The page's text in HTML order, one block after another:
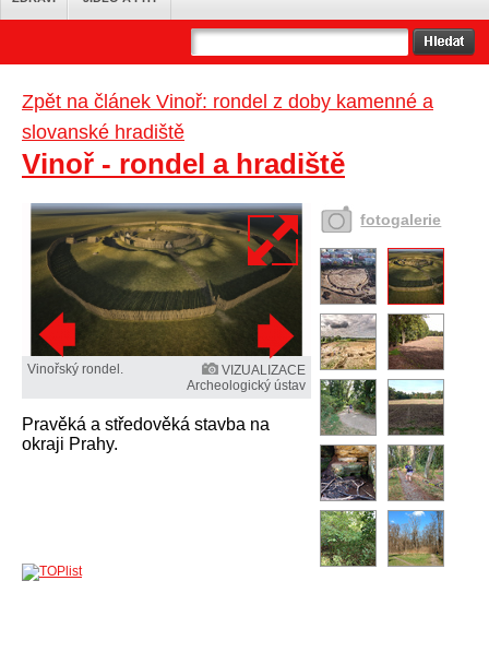
Zpět na článek Vinoř: rondel z doby kamenné a
slovanské hradiště
Vinoř - rondel a hradiště
Vinořský rondel.
VIZUALIZACE
Archeologický ústav
Pravěká a středověká stavba na
okraji Prahy.
fotogalerie